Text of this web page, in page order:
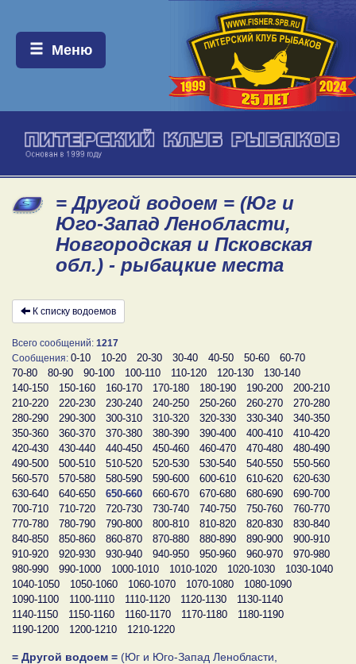
Меню:
Меню
= Другой водоем = (Юг и
Юго-Запад Ленобласти,
Новгородская и Псковская
обл.) - рыбацкие места
К списку водоемов
Всего сообщений: 1217
Сообщения: 0-10 10-20 20-30 30-40 40-50 50-60
60-70
70-80
80-90 90-100 100-110 110-120 120-130
130-140
140-150
150-160 160-170 170-180 180-190 190-200
200-210
210-220
220-230 230-240 240-250 250-260 260-270
270-280
280-290
290-300 300-310 310-320 320-330 330-340
340-350
350-360
360-370 370-380 380-390 390-400 400-410
410-420
420-430
430-440 440-450 450-460 460-470 470-480
480-490
490-500
500-510 510-520 520-530 530-540 540-550
550-560
560-570
570-580 580-590 590-600 600-610 610-620
620-630
630-640
640-650 650-660 660-670 670-680 680-690
690-700
700-710
710-720 720-730 730-740 740-750 750-760
760-770
770-780
780-790 790-800 800-810 810-820 820-830
830-840
840-850
850-860 860-870 870-880 880-890 890-900
900-910
910-920
920-930 930-940 940-950 950-960 960-970
970-980
980-990
990-1000 1000-1010 1010-1020 1020-1030
1030-1040
1040-1050
1050-1060 1060-1070 1070-1080
1080-1090
1090-1100
1100-1110 1110-1120 1120-1130
1130-1140
1140-1150
1150-1160 1160-1170 1170-1180
1180-1190
1190-1200
1200-1210 1210-1220
= Другой водоем = (Юг и Юго-Запад Ленобласти,